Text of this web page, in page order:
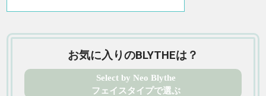
お気に入りのBLYTHEは？
Select by Neo Blythe
フェイスタイプで選ぶ